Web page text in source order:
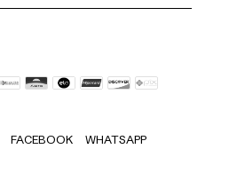
FACEBOOK WHATSAPP